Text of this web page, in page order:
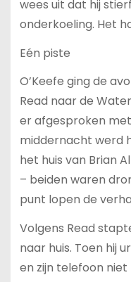
wees uit dat hij
onderkoeling. Het
Eén piste
O’Keefe ging de
Read naar de
er afgesproken met
middernacht werd
het huis van Brian
– beiden waren
punt lopen de
Volgens Read
naar huis. Toen hij
en zijn telefoon